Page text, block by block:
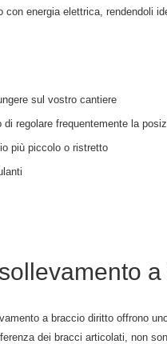
con energia elettrica, rendendoli
sul vostro cantiere
di regolare frequentemente la
più piccolo o ristretto
a braccio diritto offrono
dei bracci articolati, non